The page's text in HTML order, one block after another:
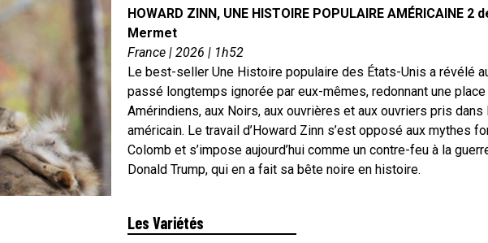
HOWARD ZINN, UNE HISTOIRE POPULAIRE AMÉRICAINE
Mermet
France | 2026 | 1h52
Le best-seller Une Histoire populaire des États-Unis a révélé
passé longtemps ignorée par eux-mêmes, redonnant une place
Amérindiens, aux Noirs, aux ouvrières et aux ouvriers pris
américain. Le travail d’Howard Zinn s’est opposé aux mythes
Colomb et s’impose aujourd’hui comme un contre-feu à la
Donald Trump, qui en a fait sa bête noire en histoire.
Les Variétés